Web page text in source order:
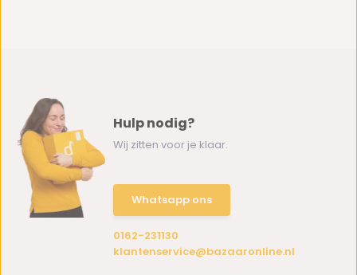
Hulp nodig?
Wij zitten voor je klaar.
Whatsapp ons
0162-231130
klantenservice@bazaaronline.nl